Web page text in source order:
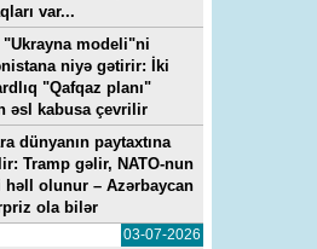
2022, 11:49
həkim
---
Vüqar Əhmədovun
kadrı Elmar Mahmudov
Rover”i hansı pullarla
var...
"Ukrayna modeli"ni
niyə gətirir: İki
"Qafqaz planı"
əsl kabusa çevrilir
dünyanın paytaxtına
Tramp gəlir, NATO-nun
həll olunur – Azərbaycan
ola bilər
03-07-2026